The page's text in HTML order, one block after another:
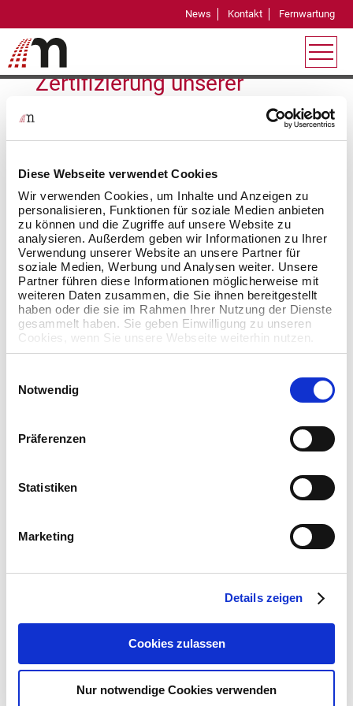
Diese Webseite verwendet Cookies
Wir verwenden Cookies, um Inhalte und Anzeigen zu
personalisieren, Funktionen für soziale Medien anbieten
zu können und die Zugriffe auf unsere Website zu
analysieren. Außerdem geben wir Informationen zu Ihrer
Verwendung unserer Website an unsere Partner für
soziale Medien, Werbung und Analysen weiter. Unsere
Partner führen diese Informationen möglicherweise mit
weiteren Daten zusammen, die Sie ihnen bereitgestellt
haben oder die sie im Rahmen Ihrer Nutzung der Dienste
gesammelt haben. Sie geben Einwilligung zu unseren
Cookies, wenn Sie unsere Webseite weiterhin nutzen.
Notwendig
Präferenzen
Statistiken
Marketing
Details zeigen
Cookies zulassen
Nur notwendige Cookies verwenden
News Kontakt Fernwartung
Information
Zertifizierung unserer
Mitarbeiter zum Certified
etracker Specialist (CeS)
Unsere Mitarbeiterinnen und Mitarbeiter haben das
Certified etracker Specialist Zertifikat (CeS)
erworben. Der Erwerb dieses Zertifikats fördert die
Weiterbildung in den Bereichen Webanalyse,
digitales Marketing und technische Integration der
etracker Funktionalitäten.
Trainingsprogramm, das die Teilnehmerinnen und
Funktionen der etracker Plattform optimal zu
Fachwissen vertieft, sondern auch ihre Fähigkeiten
Bereich Online-Marketing, Web-Analyse, bei der
Implementierung von etracker sowie allen weiteren
technischen Anliegen rund um Ihre
Infrastruktur.